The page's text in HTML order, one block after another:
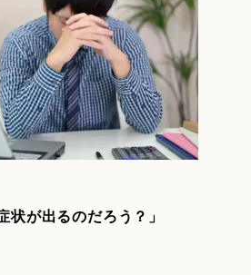
状が出るのだろう？」